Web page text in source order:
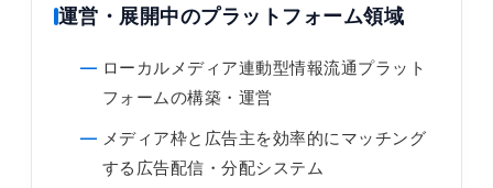
運営・展開中のプラットフォーム領域
ローカルメディア連動型情報流通プラット
フォームの構築・運営
メディア枠と広告主を効率的にマッチング
する広告配信・分配システム